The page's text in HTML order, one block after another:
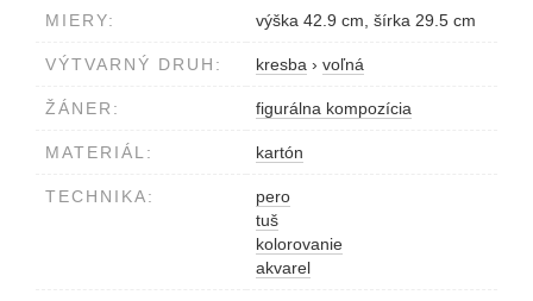
MIERY: výška 42.9 cm, šírka 29.5 cm
VÝTVARNÝ DRUH: kresba › voľná
ŽÁNER: figurálna kompozícia
MATERIÁL: kartón
TECHNIKA:
pero
tuš
kolorovanie
akvarel